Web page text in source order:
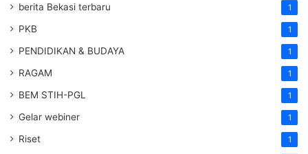
berita Bekasi terbaru 1
PKB 1
PENDIDIKAN & BUDAYA 1
RAGAM 1
BEM STIH-PGL 1
Gelar webiner 1
Riset 1